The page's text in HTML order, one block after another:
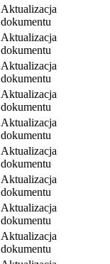
Aktualizacja
dokumentu
Aktualizacja
dokumentu
Aktualizacja
dokumentu
Aktualizacja
dokumentu
Aktualizacja
dokumentu
Aktualizacja
dokumentu
Aktualizacja
dokumentu
Aktualizacja
dokumentu
Aktualizacja
dokumentu